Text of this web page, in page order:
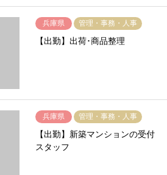
兵庫県 管理・事務・人事
【出勤】出荷･商品整理
兵庫県 管理・事務・人事
【出勤】新築マンションの受付
スタッフ